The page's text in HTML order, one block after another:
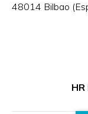
48014 Bilbao